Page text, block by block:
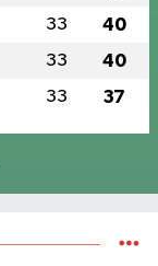
33 40
33 40
33 37